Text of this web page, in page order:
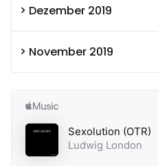
Dezember 2019
November 2019